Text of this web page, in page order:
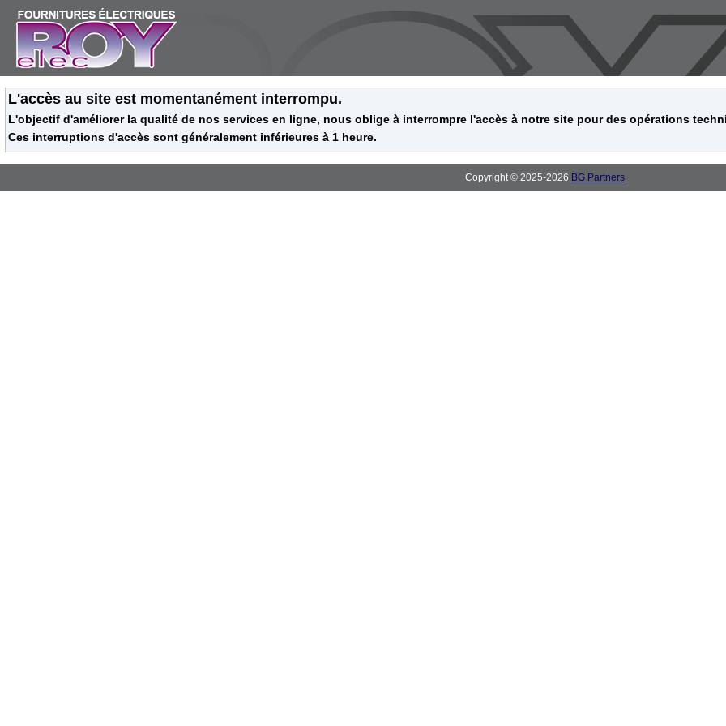
L'accès au site est momentanément interrompu.
L'objectif d'améliorer la qualité de nos services en ligne, nous oblige à interrompre l'accès à notre site pour des opérations
Ces interruptions d'accès sont généralement inférieures à 1 heure.
Copyright © 2025-2026 BG Partners